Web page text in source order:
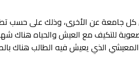
كل جامعة عن الأخرى، وذلك على حسب
الذي يعيش فيه الطالب هناك